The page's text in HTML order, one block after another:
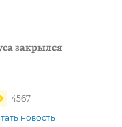
закрылся
4567
новость